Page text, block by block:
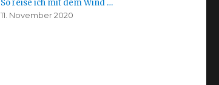
So reise ich mit dem Wind …
11. November 2020